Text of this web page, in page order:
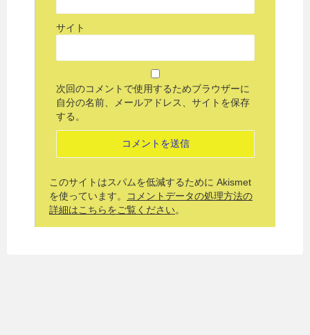
サイト
次回のコメントで使用するためブラウザーに
自分の名前、メールアドレス、サイトを保存
する。
このサイトはスパムを低減するために Akismet
を使っています。
コメントデータの処理方法の
詳細はこちらをご覧ください。